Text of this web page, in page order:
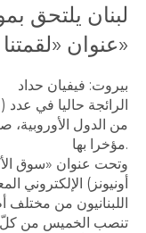
لبنان يلتحق
عنوان «لقمتنا بتجمعنا»
بيروت: فيفيان حداد
من الدول الأوروبية،
مؤخرا بها.
وتحت عنوان «سوق
أونيونز) الإلكتروني
اللبنانيون من
تنصب الخميس من